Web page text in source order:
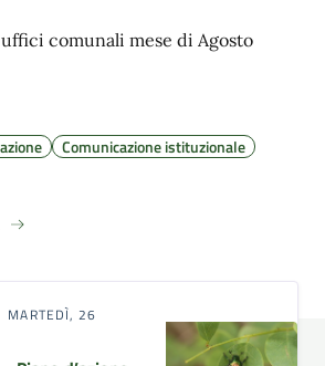
comunali mese di Agosto
Comunicazione istituzionale
MARTEDÌ, 26